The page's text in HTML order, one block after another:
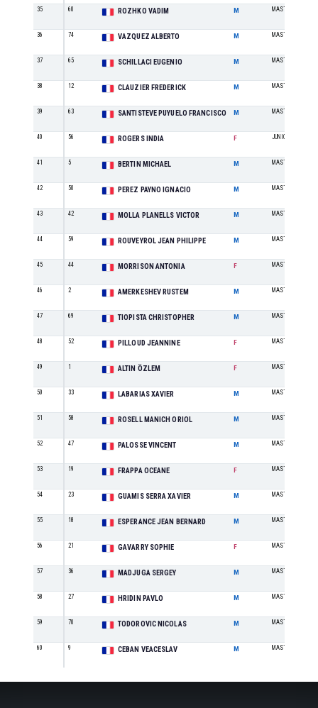
35 60 ROZHKO VADIM M MASTER 50-59
36 74 VAZQUEZ ALBERTO M MASTER 20-29
37 65 SCHILLACI EUGENIO M MASTER 30-39
38 12 CLAUZIER FREDERICK M MASTER 30-39
39 63 SANTISTEVE PUYUELO FRANCISCO M MASTER 40-49
40 56 ROGERS INDIA F JUNIOR
41 5 BERTIN MICHAEL M MASTER 40-49
42 50 PEREZ PAYNO IGNACIO M MASTER 40-49
43 42 MOLLA PLANELLS VICTOR M MASTER 40-49
44 59 ROUVEYROL JEAN PHILIPPE M MASTER 50-59
45 44 MORRISON ANTONIA F MASTER 30-39
46 2 AMERKESHEV RUSTEM M MASTER 30-39
47 69 TIOPISTA CHRISTOPHER M MASTER 20-29
48 52 PILLOUD JEANNINE F MASTER 50-59
49 1 ALTIN ÖZLEM F MASTER 30-39
50 33 LABARIAS XAVIER M MASTER 50-59
51 58 ROSELL MANICH ORIOL M MASTER 50-59
52 47 PALOSSE VINCENT M MASTER 50-59
53 19 FRAPPA OCEANE F MASTER 20-29
54 23 GUAMIS SERRA XAVIER M MASTER 50-59
55 18 ESPERANCE JEAN BERNARD M MASTER 60+
56 21 GAVARRY SOPHIE F MASTER 40-49
57 36 MADJUGA SERGEY M MASTER 60+
58 27 HRIDIN PAVLO M MASTER 30-39
59 70 TODOROVIC NICOLAS M MASTER 20-29
60 9 CEBAN VEACESLAV M MASTER 30-39